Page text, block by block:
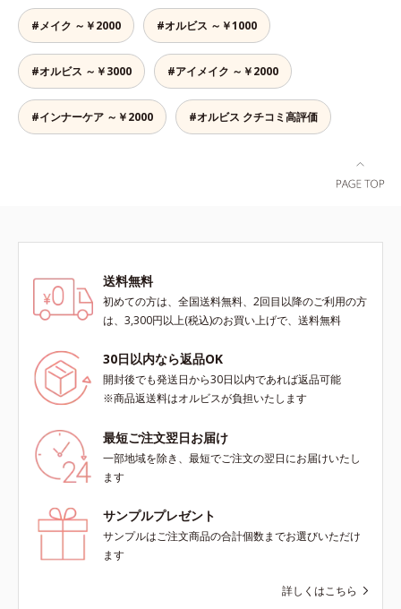
得できる、褒められ髪をご体感くだ
さい。*1 年齢に応じたお手入れの
こと *2 保湿成分
軽減します。※中身を取り替えられ
るリフィルをご用意しています。*
パンテノール配合＝保湿成分
#メイク ～￥2000 #オルビス ～￥1000
#オルビス ～￥3000 #アイメイク ～￥2000
#インナーケア ～￥2000 #オルビス クチコミ高評価
送料無料
初めての方は、全国送料無料、2回目以降のご利用の方
は、3,300円以上(税込)のお買い上げで、送料無料
30日以内なら返品OK
開封後でも発送日から30日以内であれば返品可能
※商品返送料はオルビスが負担いたします
最短ご注文翌日お届け
一部地域を除き、最短でご注文の翌日にお届けいたし
ます
サンプルプレゼント
サンプルはご注文商品の合計個数までお選びいただけ
ます
詳しくはこちら